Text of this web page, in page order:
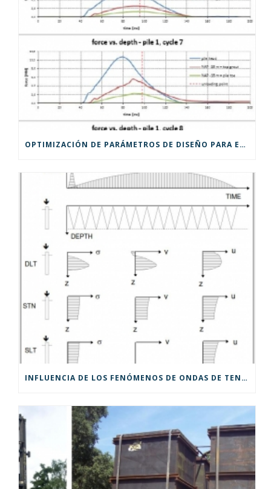
OPTIMIZACIÓN DE PARÁMETROS DE DISEÑO PARA EDIFICIOS DE GRAN ALTURA EN PILOTES INSTRUMENTADOS MEDIANTE STATRAPID EN LA HAYA
INFLUENCIA DE LOS FENÓMENOS DE ONDAS DE TENSIÓN DURANTE LAS PRUEBAS DE CARGA STATNAMIC